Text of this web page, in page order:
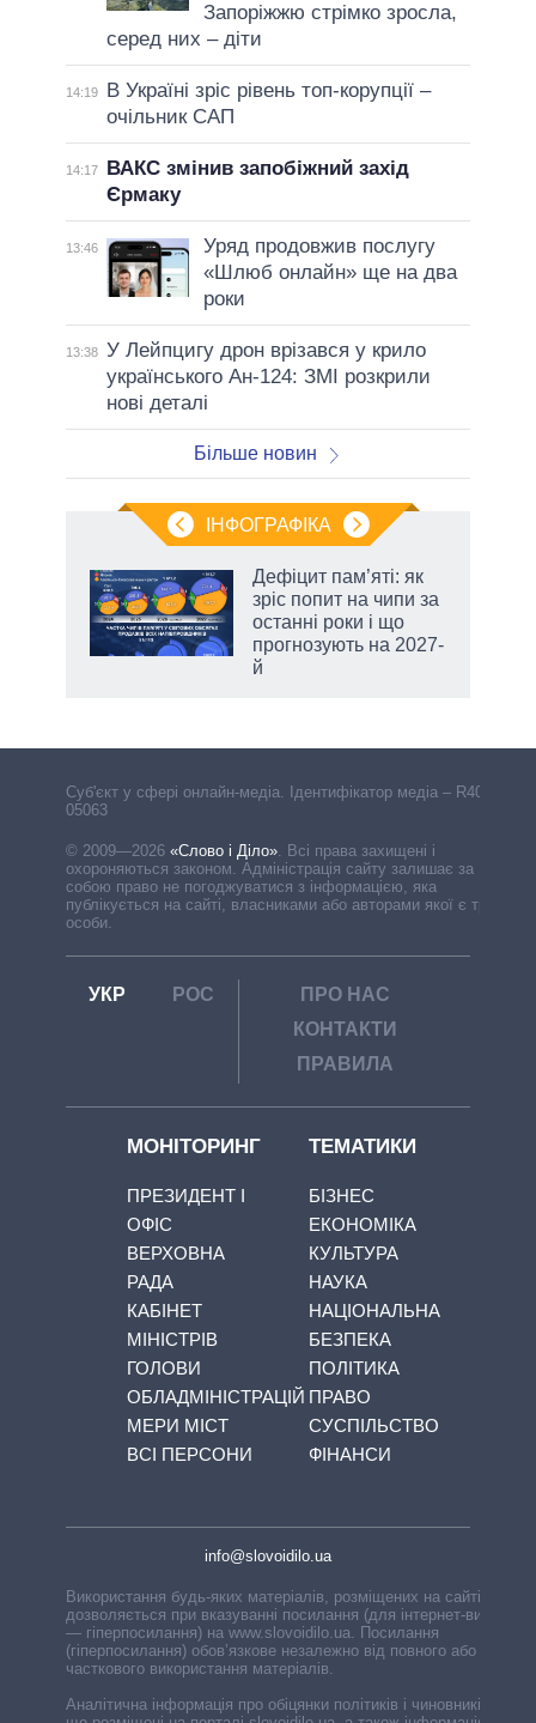
Запоріжжю стрімко зросла,
серед них – діти
14:19
В Україні зріс рівень топ-корупції –
очільник САП
14:17
ВАКС змінив запобіжний захід
Єрмаку
13:46
Уряд продовжив послугу
«Шлюб онлайн» ще на два
роки
13:38 У Лейпцигу дрон врізався у крило
українського Ан-124: ЗМІ розкрили
нові деталі
Більше новин
ІНФОГРАФІКА
Дефіцит пам’яті: як
зріс попит на чипи за
останні роки і що
прогнозують на 2027-
й
Cуб'єкт у сфері онлайн-медіа. Ідентифікатор медіа – R40-
05063
© 2009—2026 «Слово і Діло». Всі права захищені і
охороняються законом. Адміністрація сайту залишає за
собою право не погоджуватися з інформацією, яка
публікується на сайті, власниками або авторами якої є треті
особи.
УКР РОС
ПРО НАС
КОНТАКТИ
ПРАВИЛА
МОНІТОРИНГ
ПРЕЗИДЕНТ І
ОФІС
ВЕРХОВНА
РАДА
КАБІНЕТ
МІНІСТРІВ
ГОЛОВИ
ОБЛАДМІНІСТРАЦІЙ
МЕРИ МІСТ
ВСІ ПЕРСОНИ
ТЕМАТИКИ
БІЗНЕС
ЕКОНОМІКА
КУЛЬТУРА
НАУКА
НАЦІОНАЛЬНА
БЕЗПЕКА
ПОЛІТИКА
ПРАВО
СУСПІЛЬСТВО
ФІНАНСИ
info@slovoidilo.ua
Використання будь-яких матеріалів, розміщених на сайті,
дозволяється при вказуванні посилання (для інтернет-видань
— гіперпосилання) на www.slovoidilo.ua. Посилання
(гіперпосилання) обов’язкове незалежно від повного або
часткового використання матеріалів.
Аналітична інформація про обіцянки політиків і чиновників,